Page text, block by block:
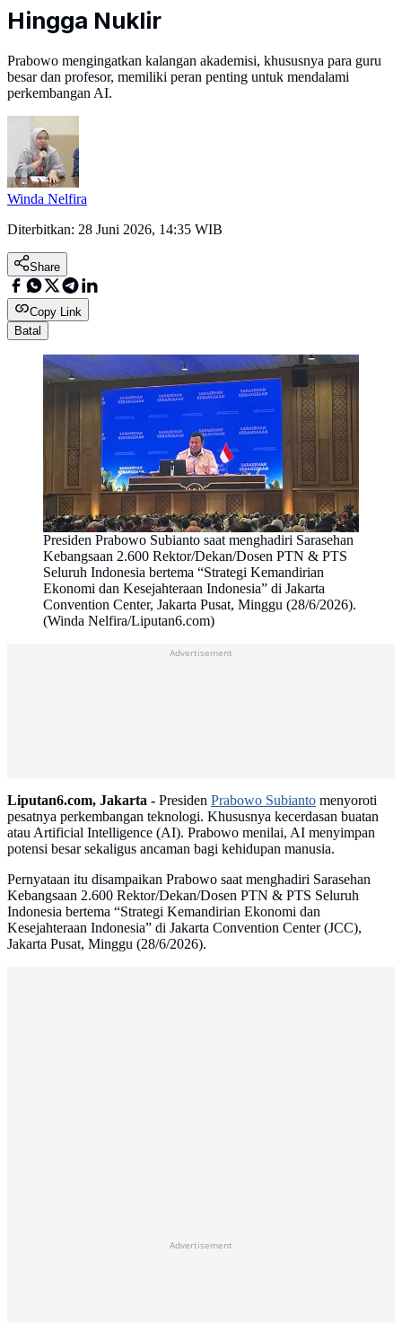
Hingga Nuklir
Prabowo mengingatkan kalangan akademisi, khususnya para guru
besar dan profesor, memiliki peran penting untuk mendalami
perkembangan AI.
Winda Nelfira
Diterbitkan: 28 Juni 2026, 14:35 WIB
Share
Copy Link
Batal
Presiden Prabowo Subianto saat menghadiri Sarasehan
Kebangsaan 2.600 Rektor/Dekan/Dosen PTN & PTS
Seluruh Indonesia bertema “Strategi Kemandirian
Ekonomi dan Kesejahteraan Indonesia” di Jakarta
Convention Center, Jakarta Pusat, Minggu (28/6/2026).
(Winda Nelfira/Liputan6.com)
Advertisement
Liputan6.com, Jakarta - Presiden Prabowo Subianto menyoroti
pesatnya perkembangan teknologi. Khususnya kecerdasan buatan
atau Artificial Intelligence (AI). Prabowo menilai, AI menyimpan
potensi besar sekaligus ancaman bagi kehidupan manusia.
Pernyataan itu disampaikan Prabowo saat menghadiri Sarasehan
Kebangsaan 2.600 Rektor/Dekan/Dosen PTN & PTS Seluruh
Indonesia bertema “Strategi Kemandirian Ekonomi dan
Kesejahteraan Indonesia” di Jakarta Convention Center (JCC),
Jakarta Pusat, Minggu (28/6/2026).
Advertisement